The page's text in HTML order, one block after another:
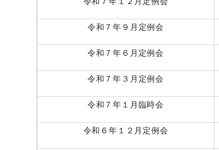
令和７年９月定例会
令和７年６月定例会
令和７年３月定例会
令和７年１月臨時会
令和６年１２月定例会